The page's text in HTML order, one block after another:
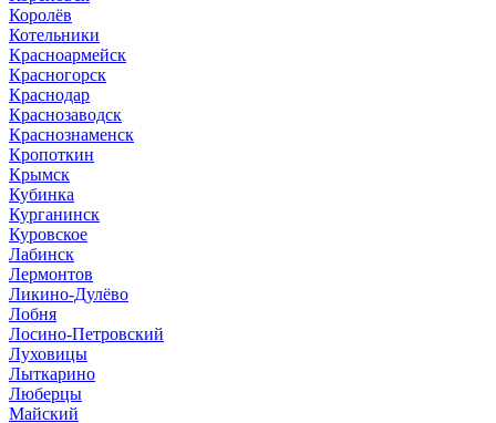
Королёв
Котельники
Красноармейск
Красногорск
Краснодар
Краснозаводск
Краснознаменск
Кропоткин
Крымск
Кубинка
Курганинск
Куровское
Лабинск
Лермонтов
Ликино-Дулёво
Лобня
Лосино-Петровский
Луховицы
Лыткарино
Люберцы
Майский